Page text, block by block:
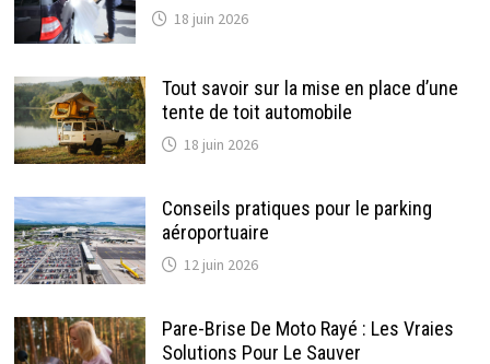
18 juin 2026
Tout savoir sur la mise en place d’une
tente de toit automobile
18 juin 2026
Conseils pratiques pour le parking
aéroportuaire
12 juin 2026
Pare-Brise De Moto Rayé : Les Vraies
Solutions Pour Le Sauver